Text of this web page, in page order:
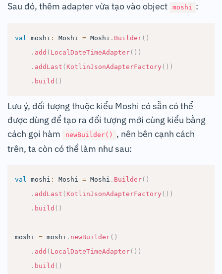
Sau đó, thêm adapter vừa tạo vào object moshi :
val moshi : Moshi = Moshi . Builder( )
. add ( LocalDateTimeAdapter( ) )
. addLast ( KotlinJsonAdapterFactory ( ) )
. build ( )
Lưu ý, đối tượng thuộc kiểu Moshi có sẵn có thể
được dùng để tạo ra đối tượng mới cùng kiểu bằng
cách gọi hàm
newBuilder()
, nên bên cạnh cách
trên, ta còn có thể làm như sau:
val moshi : Moshi = Moshi . Builder( )
. addLast ( KotlinJsonAdapterFactory ( ) )
. build ( )
moshi = moshi . newBuilder( )
. add ( LocalDateTimeAdapter( ) )
. build ( )